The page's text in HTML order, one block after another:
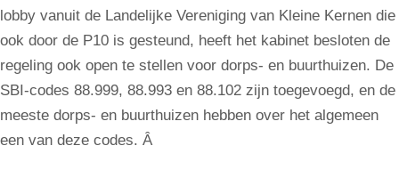
lobby vanuit de Landelijke Vereniging van Kleine Kernen die
ook door de P10 is gesteund, heeft het kabinet besloten de
regeling ook open te stellen voor dorps- en buurthuizen. De
SBI-codes 88.999, 88.993 en 88.102 zijn toegevoegd, en de
meeste dorps- en buurthuizen hebben over het algemeen
een van deze codes. Â